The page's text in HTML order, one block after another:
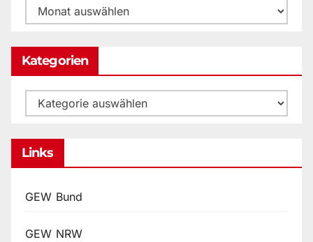
Beitrags-
Archiv
Kategorien
Kategorien
Links
GEW Bund
GEW NRW